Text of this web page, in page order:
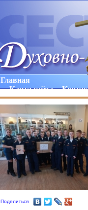
Главная
Карта сайта
Поделиться